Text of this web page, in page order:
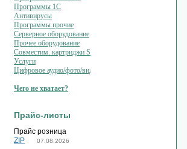
Программы 1C
Антивирусы
Программы прочие
Серверное оборудование
Прочее оборудование
Совместим. картриджи SAKURA
Услуги
Цифровое аудио/фото/видео
Чего не хватает?
Прайс-листы
Прайс розница
ZIP
07.08.2026